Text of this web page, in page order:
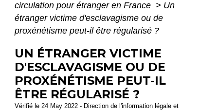
circulation pour étranger en France > Un
étranger victime d'esclavagisme ou de
proxénétisme peut-il être régularisé ?
UN ÉTRANGER VICTIME
D'ESCLAVAGISME OU DE
PROXÉNÉTISME PEUT-IL
ÊTRE RÉGULARISÉ ?
Vérifié le 24 May 2022 - Direction de l'information légale et